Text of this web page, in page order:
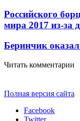
Российского
мира 2017 из-за
Беринчик
Читать комментарии
Полная версия сайта
Facebook
Twitter